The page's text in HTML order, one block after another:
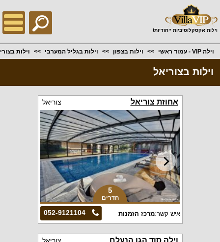
וילות אקסקלוסיביות ייחודיות!
וילה VIP - עמוד ראשי וילות בצפון וילות בגליל המערבי וילות
וילות בצוריאל
אחוזת צוריאל צוריאל
5
חדרים
052-9121104 איש קשר:מרכז הזמנות
וילה סוד הגן הנעלם